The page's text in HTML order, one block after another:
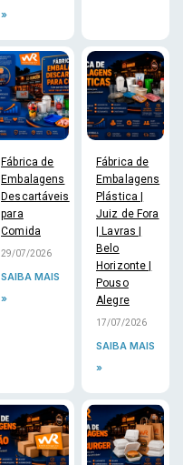
»
Fábrica de
Embalagens
Descartáveis
para
Comida
29/07/2026
SAIBA MAIS
»
Fábrica de
Embalagens
Plástica |
Juiz de Fora
| Lavras |
Belo
Horizonte |
Pouso
Alegre
17/07/2026
SAIBA MAIS
»